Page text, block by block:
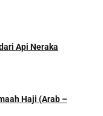
Api Neraka
Haji (Arab –